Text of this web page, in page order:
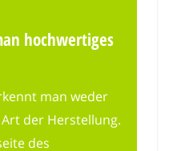
hochwertiges
man weder
der Herstellung.
des